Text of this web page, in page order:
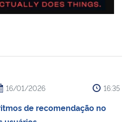
16/01/2026 16:35
de recomendação no